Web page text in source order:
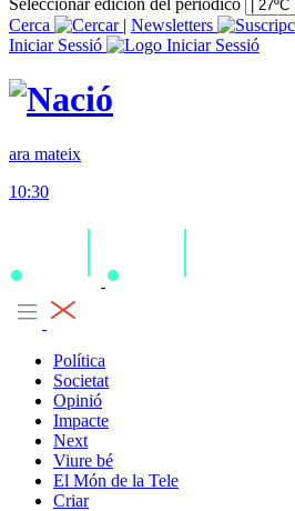
Seleccionar edición del periódico
Cerca
| Newsletters
Iniciar Sessió
ara mateix
10:30
Política
Societat
Opinió
Impacte
Next
Viure bé
El Món de la Tele
Criar